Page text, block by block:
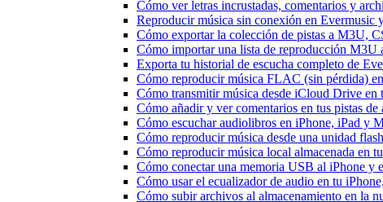
Cómo ver letras incrustadas, comentarios y
Reproducir música sin conexión en Evermusic
Cómo exportar la colección de pistas a M3U,
Cómo importar una lista de reproducción M3U
Exporta tu historial de escucha completo de
Cómo reproducir música FLAC (sin pérdida)
Cómo transmitir música desde iCloud Drive en
Cómo añadir y ver comentarios en tus pistas
Cómo escuchar audiolibros en iPhone, iPad y
Cómo reproducir música desde una unidad
Cómo reproducir música local almacenada en
Cómo conectar una memoria USB al iPhone y
Cómo usar el ecualizador de audio en tu
Cómo subir archivos al almacenamiento en la